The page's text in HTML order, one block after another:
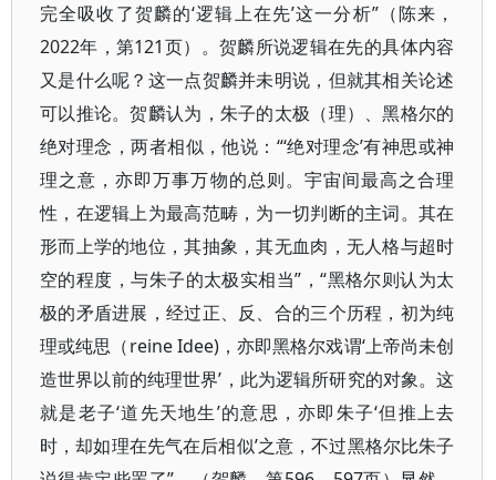
完全吸收了贺麟的‘逻辑上在先’这一分析”（陈来，
2022年，第121页）。贺麟所说逻辑在先的具体内容
又是什么呢？这一点贺麟并未明说，但就其相关论述
可以推论。贺麟认为，朱子的太极（理）、黑格尔的
绝对理念，两者相似，他说：“‘绝对理念’有神思或神
理之意，亦即万事万物的总则。宇宙间最高之合理
性，在逻辑上为最高范畴，为一切判断的主词。其在
形而上学的地位，其抽象，其无血肉，无人格与超时
空的程度，与朱子的太极实相当”，“黑格尔则认为太
极的矛盾进展，经过正、反、合的三个历程，初为纯
理或纯思（reine Idee)，亦即黑格尔戏谓‘上帝尚未创
造世界以前的纯理世界’，此为逻辑所研究的对象。这
就是老子‘道先天地生’的意思，亦即朱子‘但推上去
时，却如理在先气在后相似’之意，不过黑格尔比朱子